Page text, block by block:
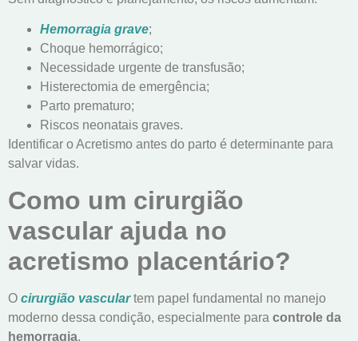
Hemorragia grave;
Choque hemorrágico;
Necessidade urgente de transfusão;
Histerectomia de emergência;
Parto prematuro;
Riscos neonatais graves.
Identificar o Acretismo antes do parto é determinante para
salvar vidas.
Como um cirurgião
vascular ajuda no
acretismo placentário?
O cirurgião vasculartem papel fundamental no manejo
moderno dessa condição, especialmente para controle da
hemorragia.